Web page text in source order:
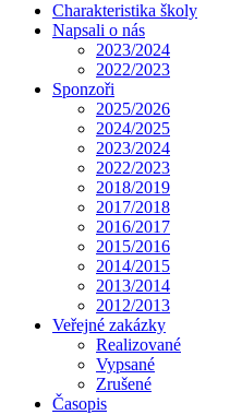
Charakteristika školy
Napsali o nás
2023/2024
2022/2023
Sponzoři
2025/2026
2024/2025
2023/2024
2022/2023
2018/2019
2017/2018
2016/2017
2015/2016
2014/2015
2013/2014
2012/2013
Veřejné zakázky
Realizované
Vypsané
Zrušené
Časopis